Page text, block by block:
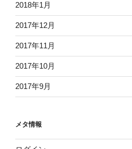
2018年1月
2017年12月
2017年11月
2017年10月
2017年9月
メタ情報